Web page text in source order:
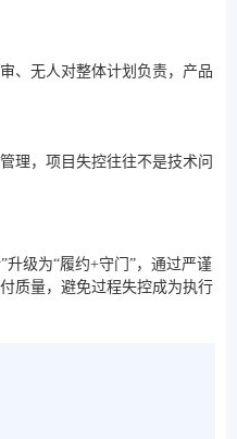
、无人对整体计划负责，产品
理，项目失控往往不是技术问
级为“履约+守门”，通过严谨
质量，避免过程失控成为执行